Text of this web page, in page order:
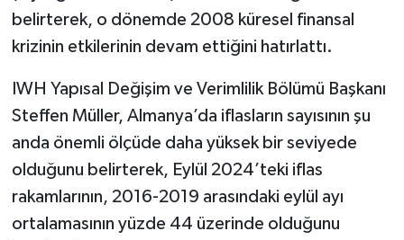
belirterek, o dönemde 2008 küresel finansal
krizinin etkilerinin devam ettiğini hatırlattı.
IWH Yapısal Değişim ve Verimlilik Bölümü Başkanı
Steffen Müller, Almanya’da iflasların sayısının şu
anda önemli ölçüde daha yüksek bir seviyede
olduğunu belirterek, Eylül 2024’teki iflas
rakamlarının, 2016-2019 arasındaki eylül ayı
ortalamasının yüzde 44 üzerinde olduğunu